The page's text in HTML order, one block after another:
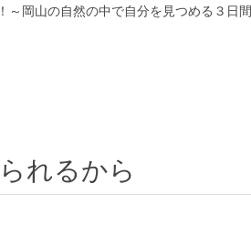
～岡山の自然の中で自分を見つめる３日
れるから